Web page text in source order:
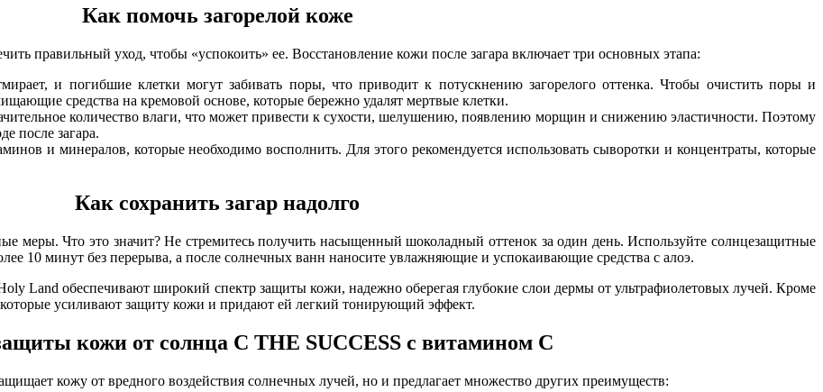
Как помочь загорелой коже
правильный уход, чтобы «успокоить» ее. Восстановление кожи после загара включает три основных этапа:
и погибшие клетки могут забивать поры, что приводит к потускнению загорелого оттенка. Чтобы очистить поры и
средства на кремовой основе, которые бережно удалят мертвые клетки.
количество влаги, что может привести к сухости, шелушению, появлению морщин и снижению эластичности. Поэтому
после загара.
и минералов, которые необходимо восполнить. Для этого рекомендуется использовать сыворотки и концентраты, которые
Как сохранить загар надолго
меры. Что это значит? Не стремитесь получить насыщенный шоколадный оттенок за один день. Используйте солнцезащитные
10 минут без перерыва, а после солнечных ванн наносите увлажняющие и успокаивающие средства с алоэ.
Land обеспечивают широкий спектр защиты кожи, надежно оберегая глубокие слои дермы от ультрафиолетовых лучей. Кроме
которые усиливают защиту кожи и придают ей легкий тонирующий эффект.
кожи от солнца C THE SUCCESS с витамином C
кожу от вредного воздействия солнечных лучей, но и предлагает множество других преимуществ: